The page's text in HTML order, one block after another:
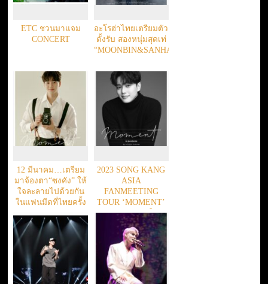
ETC ชวนมาแจม
CONCERT
อะโรฮ่าไทยเตรียมตัว
ตั้งรับ สองหนุ่มสุดเท่
“MOONBIN&SANHA(ASTRO)”
12 มีนาคม…เตรียม
มาจ้องตา“ซงคัง” ให้
ใจละลายไปด้วยกัน
ในแฟนมีตที่ไทยครั้ง
แรก!!
2023 SONG KANG
ASIA
FANMEETING
TOUR ‘MOMENT’
IN BANGKOK ในวัน
อาทิตย์ที่ 12 มีนาคม
2566